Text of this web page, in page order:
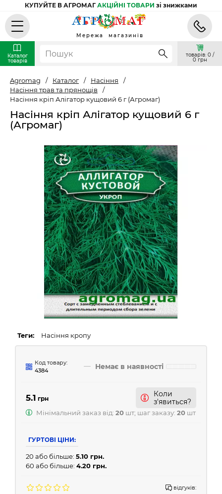
КУПУЙТЕ В АГРОМАГ АКЦІЙНІ ТОВАРИ зі знижками
Мережа магазинів
Каталог
товарів
товарів: 0 /
0 грн
Agromag / Каталог / Насіння
/
Насіння трав та прянощів
/
Насіння кріп Алігатор кущовий 6 г (Агромаг)
Насіння кріп Алігатор кущовий 6 г
(Агромаг)
Теги: Насіння кропу
Код товару:
4384
Немає в наявності
5.1 грн
Коли
з'явиться?
Мінімальний заказ від: 20 шт; шаг заказу: 20 шт
ГУРТОВІ ЦІНИ:
20 або більше: 5.10 грн.
60 або більше: 4.20 грн.
відгуків: